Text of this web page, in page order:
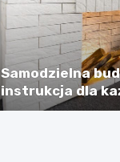
Samodzielna
instrukcja dla